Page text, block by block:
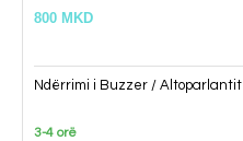
800 MKD
Ndërrimi i Buzzer / Altoparlantit
3-4 orë